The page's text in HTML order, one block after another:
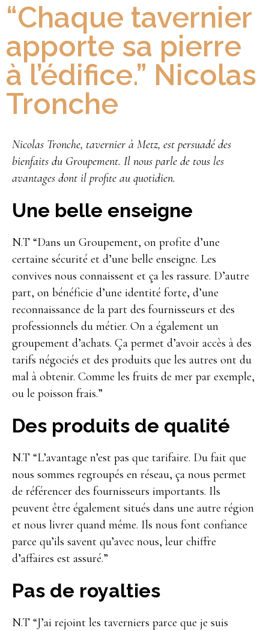
“Chaque tavernier
apporte sa pierre
à l’édifice.” Nicolas
Tronche
Nicolas Tronche, tavernier à Metz, est persuadé des
bienfaits du Groupement. Il nous parle de tous les
avantages dont il profite au quotidien.
Une belle enseigne
N.T “Dans un Groupement, on profite d’une
certaine sécurité et d’une belle enseigne. Les
convives nous connaissent et ça les rassure. D’autre
part, on bénéficie d’une identité forte, d’une
reconnaissance de la part des fournisseurs et des
professionnels du métier. On a également un
groupement d’achats. Ça permet d’avoir accès à des
tarifs négociés et des produits que les autres ont du
mal à obtenir. Comme les fruits de mer par exemple,
ou le poisson frais.”
Des produits de qualité
N.T “L’avantage n’est pas que tarifaire. Du fait que
nous sommes regroupés en réseau, ça nous permet
de référencer des fournisseurs importants. Ils
peuvent être également situés dans une autre région
et nous livrer quand même. Ils nous font confiance
parce qu’ils savent qu’avec nous, leur chiffre
d’affaires est assuré.”
Pas de royalties
N.T “J’ai rejoint les taverniers parce que je suis